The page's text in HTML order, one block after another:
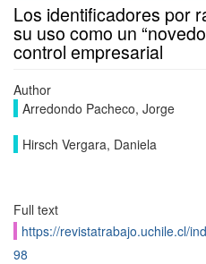
Los identificadores por
su uso como un
control empresarial
Author
Arredondo Pacheco, Jorge
Hirsch Vergara, Daniela
Full text
https://revistatrabajo.uchile.cl/
98